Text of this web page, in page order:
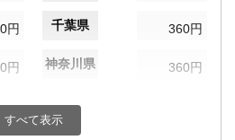
円 千葉県 360円
円 神奈川県 360円
円 富山県
すべて表示